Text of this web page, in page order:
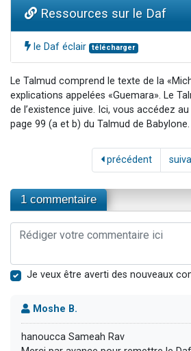
Ressources sur le Daf
le Daf éclair télécharger
Le Talmud comprend le texte de la
explications appelées «Guemara». Le
de l’existence juive. Ici, vous accédez
page 99 (a et b) du Talmud de Babylone.
précédent
1 commentaire
Je veux être averti des nouveaux
Moshe B.
hanoucca Sameah Rav